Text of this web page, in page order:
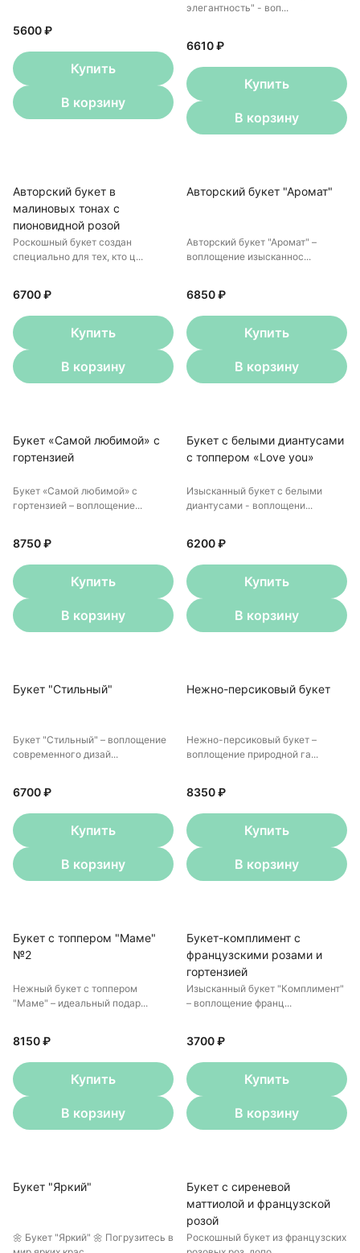
5600 ₽
Купить
В корзину
элегантность" - воп...
6610 ₽
Купить
В корзину
Авторский букет в
малиновых тонах с
пионовидной розой
Роскошный букет создан
специально для тех, кто ц...
6700 ₽
Купить
В корзину
Авторский букет "Аромат"
Авторский букет "Аромат" –
воплощение изысканнос...
6850 ₽
Купить
В корзину
Букет «Самой любимой» с
гортензией
Букет «Самой любимой» с
гортензией – воплощение...
8750 ₽
Купить
В корзину
Букет с белыми диантусами
с топпером «Love you»
Изысканный букет с белыми
диантусами - воплощени...
6200 ₽
Купить
В корзину
Букет "Стильный"
Букет "Стильный" – воплощение
современного дизай...
6700 ₽
Купить
В корзину
Нежно-персиковый букет
Нежно-персиковый букет –
воплощение природной га...
8350 ₽
Купить
В корзину
Букет с топпером "Маме"
№2
Нежный букет с топпером
"Маме" – идеальный подар...
8150 ₽
Купить
В корзину
Букет-комплимент с
французскими розами и
гортензией
Изысканный букет "Комплимент"
– воплощение франц...
3700 ₽
Купить
В корзину
Букет "Яркий"
🌼 Букет "Яркий" 🌼 Погрузитесь в
Букет с сиреневой
маттиолой и французской
розой
Роскошный букет из французских